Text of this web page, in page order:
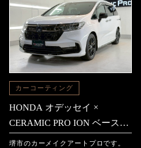
カーコーティング
HONDA オデッセイ ×
CERAMIC PRO ION ベース2
層＋トップ1層セラミックコ
堺市のカーメイクアートプロです。